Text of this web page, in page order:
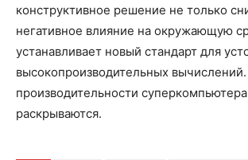
конструктивное решение не только
негативное влияние на окружающую
устанавливает новый стандарт для
высокопроизводительных
производительности
раскрываются.